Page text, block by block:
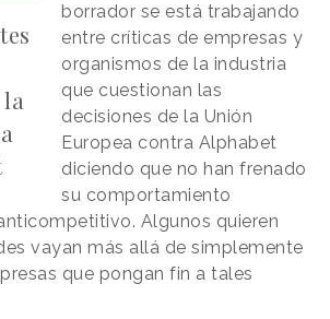
la
borrador se está trabajando
entre críticas de empresas y
organismos de la industria
que cuestionan las
decisiones de la Unión
Europea contra Alphabet
diciendo que no han frenado
su comportamiento
Algunos quieren
vayan más allá de simplemente
que pongan fin a tales